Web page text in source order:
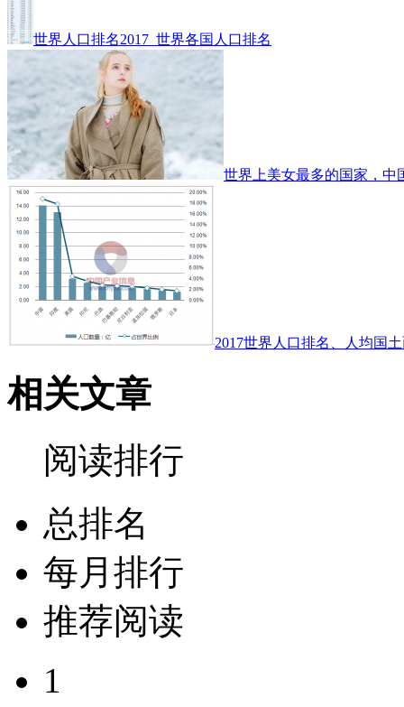
世界人口排名2017_世界各国人口排名
世界上美女最多的国家，中
2017世界人口排名、人均国
相关文章
阅读排行
总排名
每月排行
推荐阅读
1